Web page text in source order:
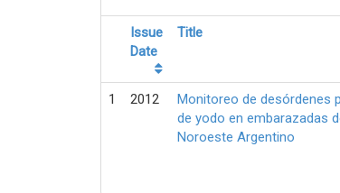
Issue
Date
Title
1 2012
Monitoreo de desórdenes
de yodo en embarazadas
Noroeste Argentino